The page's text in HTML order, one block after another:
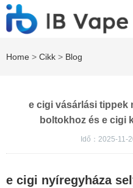
Home > Cikk > Blog
e cigi vásárlási tippek
boltokhoz és e cigi
Idő：2025-11-
e cigi nyíregyháza